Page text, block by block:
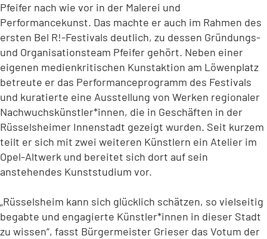
Pfeifer nach wie vor in der Malerei und
Performancekunst. Das machte er auch im Rahmen des
ersten Bel R!-Festivals deutlich, zu dessen Gründungs-
und Organisationsteam Pfeifer gehört. Neben einer
eigenen medienkritischen Kunstaktion am Löwenplatz
betreute er das Performanceprogramm des Festivals
und kuratierte eine Ausstellung von Werken regionaler
Nachwuchskünstler*innen, die in Geschäften in der
Rüsselsheimer Innenstadt gezeigt wurden. Seit kurzem
teilt er sich mit zwei weiteren Künstlern ein Atelier im
Opel-Altwerk und bereitet sich dort auf sein
anstehendes Kunststudium vor.
„Rüsselsheim kann sich glücklich schätzen, so vielseitig
begabte und engagierte Künstler*innen in dieser Stadt
zu wissen“, fasst Bürgermeister Grieser das Votum der